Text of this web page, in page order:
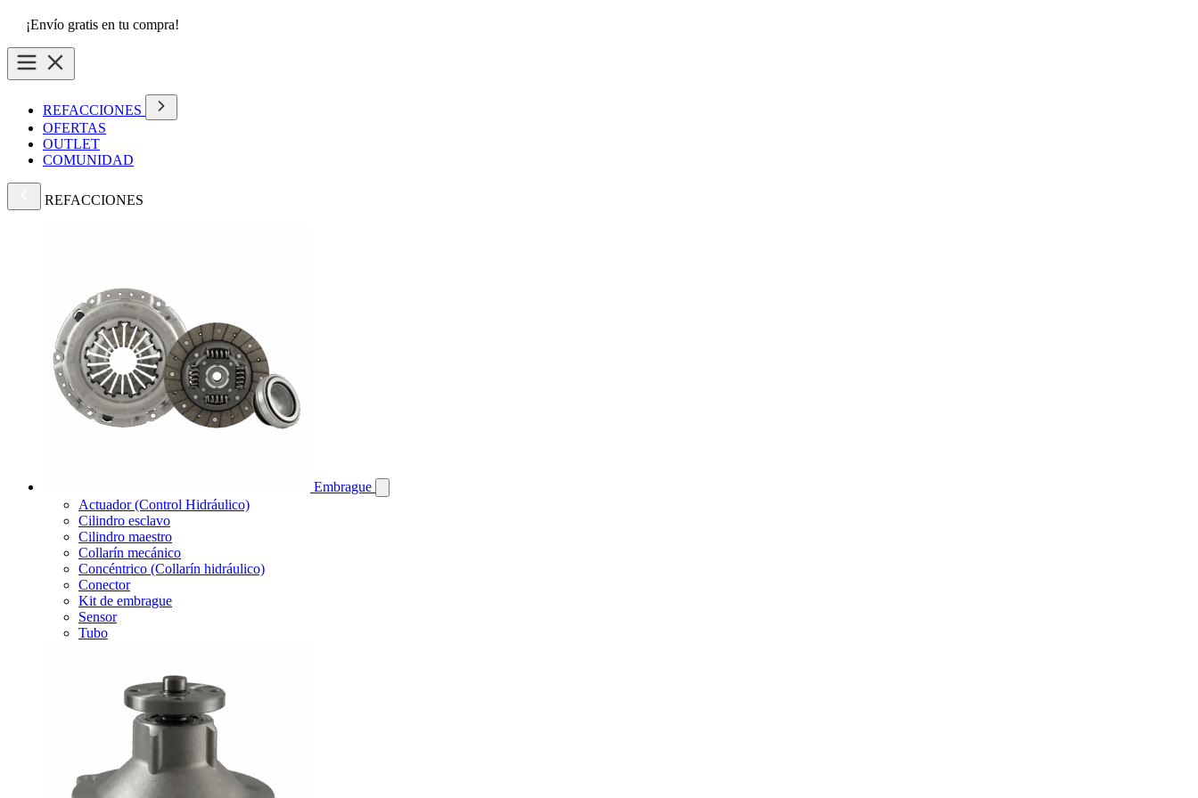
¡Envío gratis en tu compra!
REFACCIONES
OFERTAS
OUTLET
COMUNIDAD
REFACCIONES
Embrague
Actuador (Control Hidráulico)
Cilindro esclavo
Cilindro maestro
Collarín mecánico
Concéntrico (Collarín hidráulico)
Conector
Kit de embrague
Sensor
Tubo